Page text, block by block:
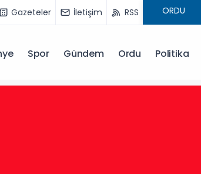
Gazeteler İletişim RSS
Spor Gündem Ordu Politika